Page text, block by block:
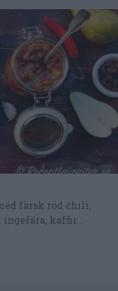
färsk röd chili,
kaffir...